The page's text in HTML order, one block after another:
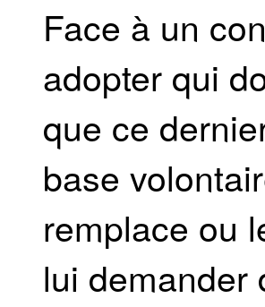
Face à un
adopter qui
que ce
base
remplace ou
lui demander